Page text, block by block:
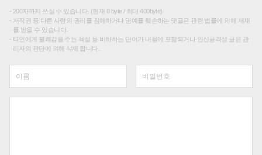
200자까지 쓰실 수 있습니다. (현재 0 byte / 최대 400byte)
저작권 등 다른 사람의 권리를 침해하거나 명예를 훼손하는 댓글은 관련 법률에 의해 제재
를 받을 수 있습니다.
타인에게 불쾌감을 주는 욕설 등 비하하는 단어가 내용에 포함되거나 인신공격성 글은 관
리자의 판단에 의해 삭제 합니다.